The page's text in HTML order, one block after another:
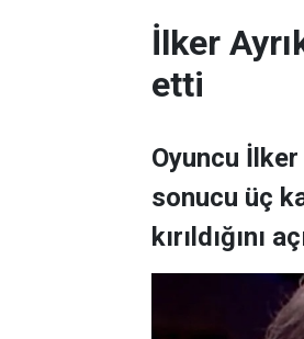
İlker
etti
Oyuncu
sonucu üç
kırıldığını